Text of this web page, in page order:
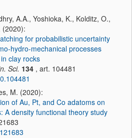
A.A., Yoshioka, K., Kolditz, O.,
(2020):
for probabilistic uncertainty
hydro-mechanical processes
clay rocks
Sci. 134 , art. 104481
M. (2020):
of Au, Pt, and Co adatoms on
A density functional theory study